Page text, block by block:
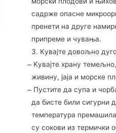
садрже опасне
пренети на друге
припреме и чувања.
3. Kувајте довољно
Kувајте храну
живину, јаја и морске
Пустите да супа и
да бисте били сигурни
температура
су сокови из термички